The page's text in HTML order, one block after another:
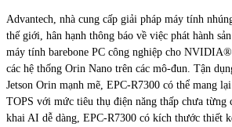
Advantech, nhà cung cấp giải pháp máy tính
thế giới, hân hạnh thông báo về việc phát hành
máy tính barebone PC công nghiệp cho
các hệ thống Orin Nano trên các mô-đun. Tận
Jetson Orin mạnh mẽ, EPC-R7300 có thể mang
TOPS với mức tiêu thụ điện năng thấp chưa
khai AI dễ dàng, EPC-R7300 có kích thước thiết